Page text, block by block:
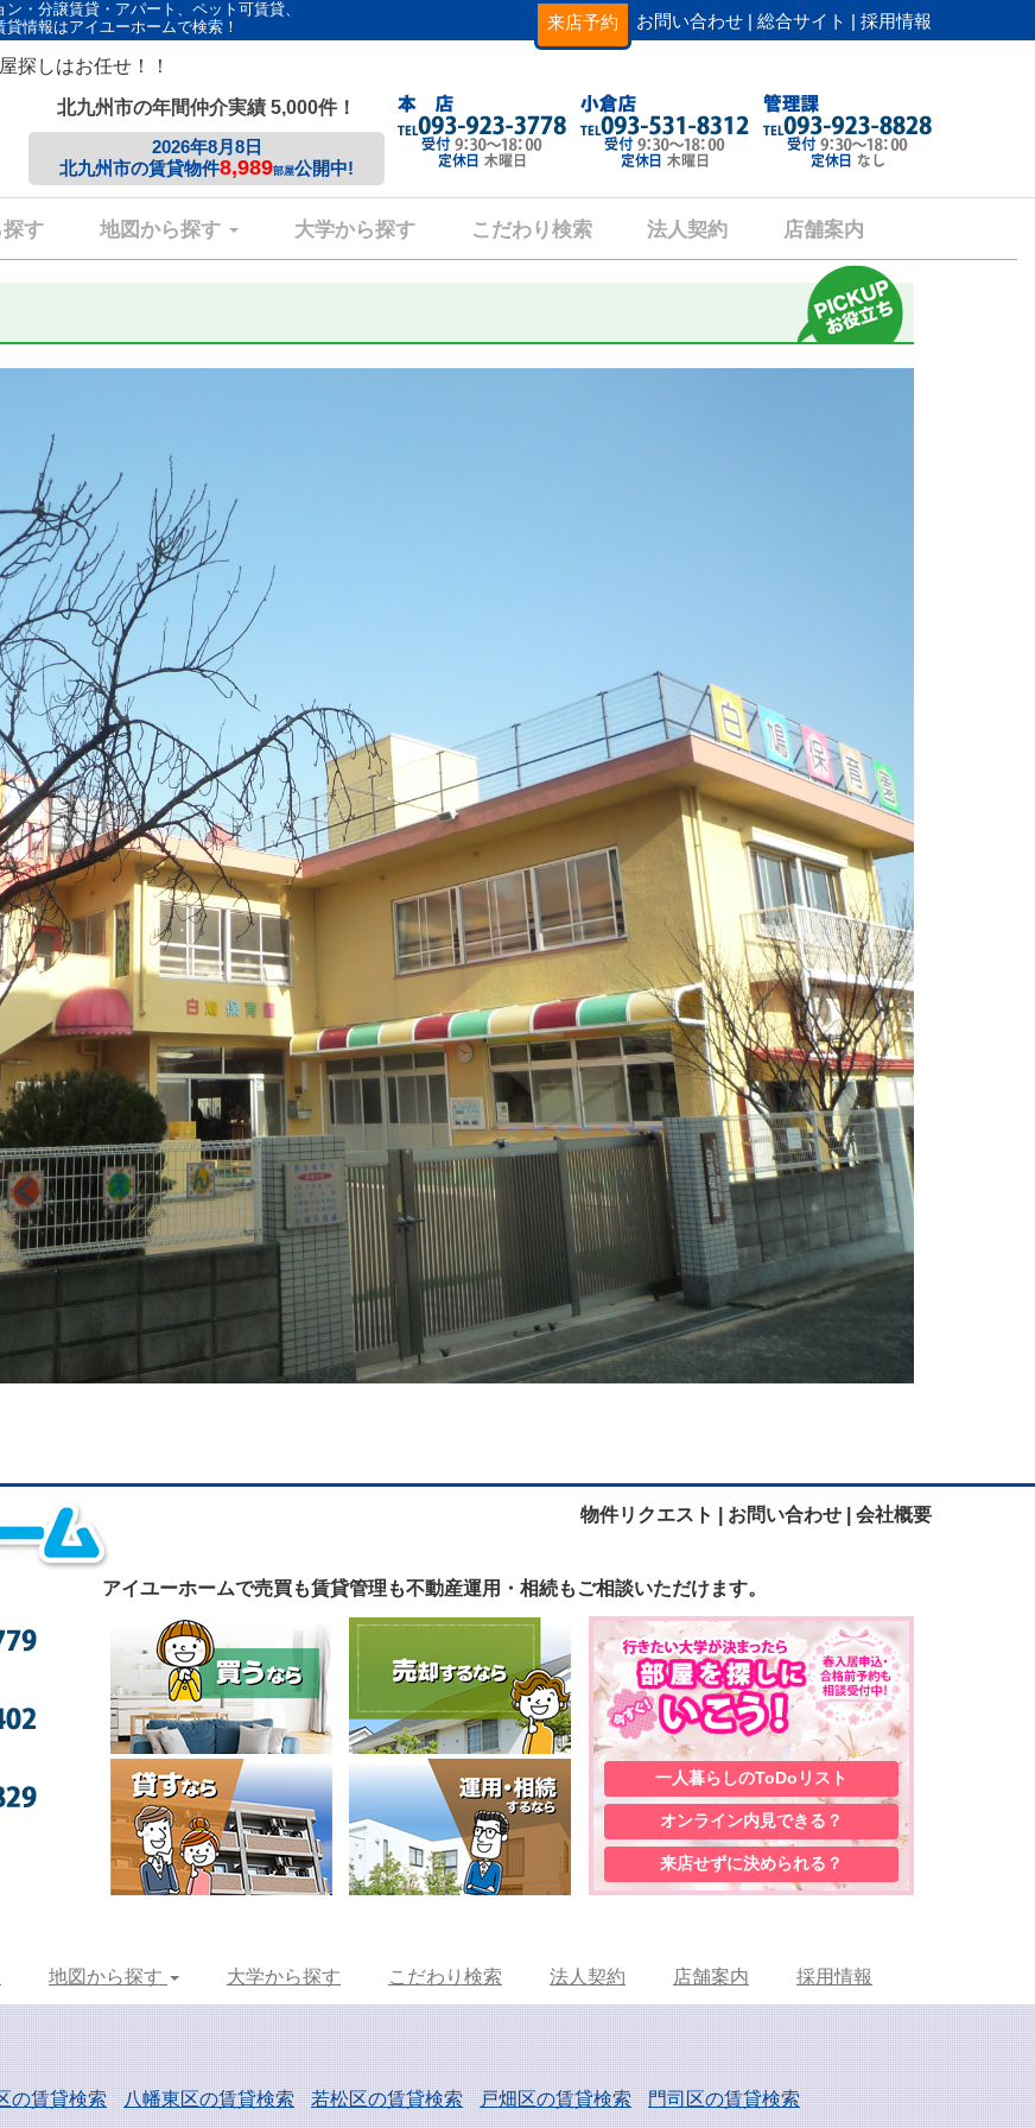
・分譲賃貸・アパート、ペット可賃貸、
情報はアイユーホームで検索！
来店予約 お問い合わせ | 総合サイト | 採用情報
探しはお任せ！！
北九州市の年間仲介実績 5,000件！
2026年8月8日
北九州市の賃貸物件8,989部屋公開中!
す 地図から探す 大学から探す こだわり検索 法人契約 店舗案内
物件リクエスト | お問い合わせ | 会社概要
アイユーホームで売買も賃貸管理も不動産運用・相続も ご相談いただけます。
一人暮らしのToDoリスト
オンライン内見できる？
来店せずに決められる？
地図から探す 大学から探す こだわり検索 法人契約 店舗案内 採用情報
の賃貸検索 八幡東区の賃貸検索 若松区の賃貸検索 戸畑区の賃貸検索
門司区の賃貸検索